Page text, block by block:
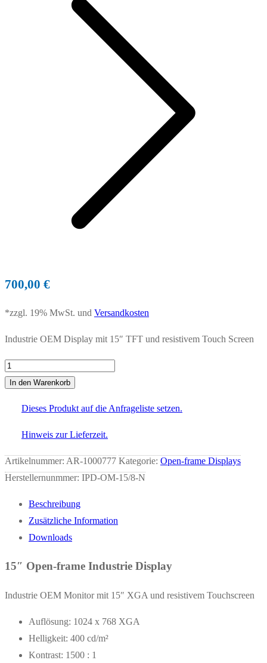
700,00 €
*zzgl. 19% MwSt. und Versandkosten
Industrie OEM Display mit 15″ TFT und resistivem Touch Screen
IPD-
OM-
Menge
In den Warenkorb
Dieses Produkt auf die Anfrageliste setzen.
Hinweis zur Lieferzeit.
Artikelnummer: AR-1000777 Kategorie: Open-frame Displays
Herstellernunmmer: IPD-OM-15/8-N
Beschreibung
Zusätzliche Information
Downloads
15″ Open-frame Industrie Display
Industrie OEM Monitor mit 15″ XGA und resistivem Touchscreen
Auflösung: 1024 x 768 XGA
Helligkeit: 400 cd/m²
Kontrast: 1500 : 1